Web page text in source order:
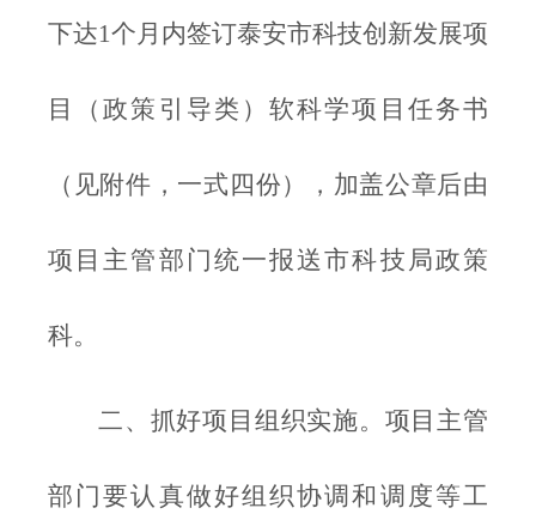
下达1个月内签订泰安市科技创新发展项
目（政策引导类）软科学项目任务书
（见附件，一式四份），加盖公章后由
项目主管部门统一报送市科技局政策
科。
二、抓好项目组织实施。项目主管
部门要认真做好组织协调和调度等工